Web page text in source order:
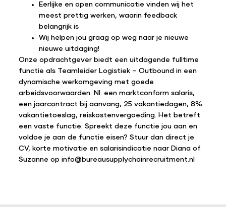
Eerlijke en open communicatie vinden wij het
meest prettig werken, waarin feedback
belangrijk is
Wij helpen jou graag op weg naar je nieuwe
nieuwe uitdaging!
Onze opdrachtgever biedt een uitdagende fulltime
functie als Teamleider Logistiek – Outbound in een
dynamische werkomgeving met goede
arbeidsvoorwaarden. Nl. een marktconform salaris,
een jaarcontract bij aanvang, 25 vakantiedagen, 8%
vakantietoeslag, reiskostenvergoeding. Het betreft
een vaste functie. Spreekt deze functie jou aan en
voldoe je aan de functie eisen? Stuur dan direct je
CV, korte motivatie en salarisindicatie naar Diana of
Suzanne op info@bureausupplychainrecruitment.nl